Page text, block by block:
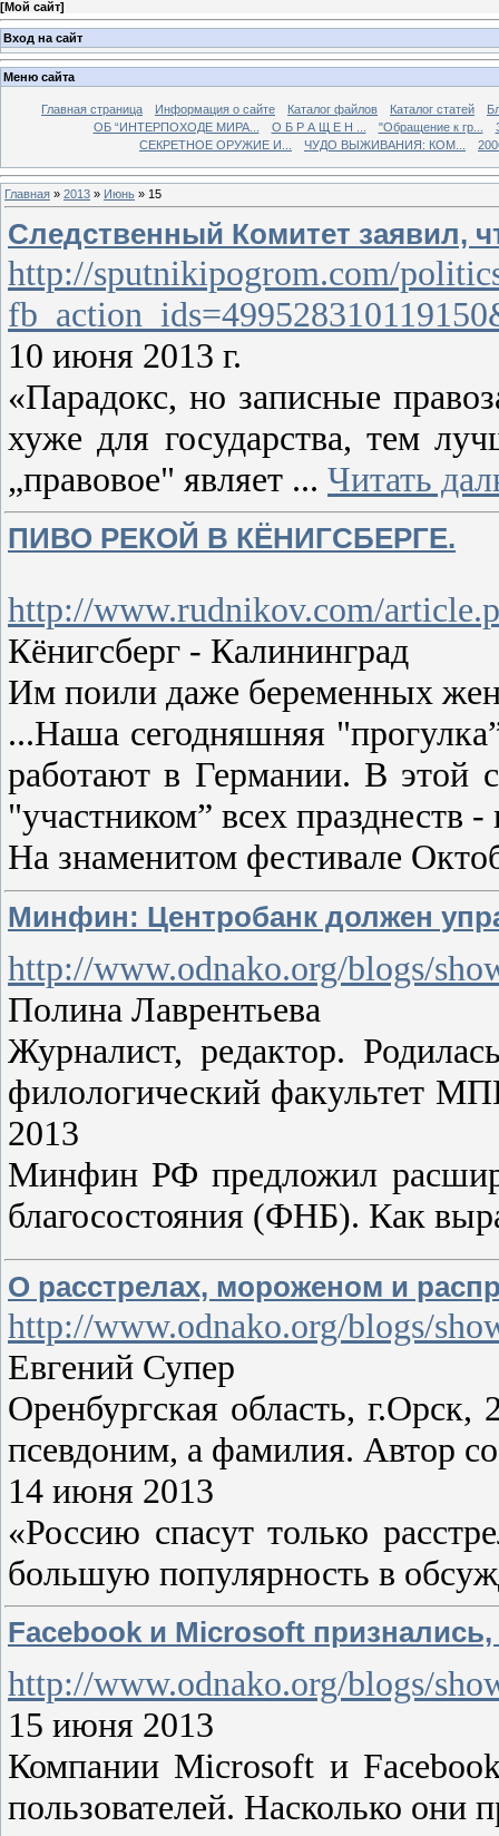
[Мой сайт]
Вход на сайт
Меню сайта
Главная страница Информация о сайте Каталог файлов Каталог статей
ОБ “ИНТЕРПОХОДЕ МИРА...
О Б Р А Щ Е Н ... "Обращение к гр...
СЕКРЕТНОЕ ОРУЖИЕ И...
ЧУДО ВЫЖИВАНИЯ: КОМ...
Главная » 2013 » Июнь » 15
Следственный Комитет заявил,
http://sputnikipogrom.com/
10 июня 2013 г.
«Парадокс, но записные
хуже для государства, тем
„правовое" являет ... Читать
ПИВО РЕКОЙ В КЁНИГСБЕРГЕ.
http://www.rudnikov.com/
Кёнигсберг - Калининград
Им поили даже беременных
...Наша сегодняшняя
работают в Германии. В этой
"участником” всех празднеств
На знаменитом фестивале
Минфин: Центробанк должен
http://www.odnako.org/blogs/
Полина Лаврентьева
Журналист, редактор.
филологический факультет
2013
Минфин РФ предложил
благосостояния (ФНБ). Как
О расстрелах, мороженом и
http://www.odnako.org/blogs/
Евгений Супер
Оренбургская область,
псевдоним, а фамилия. Автор
14 июня 2013
«Россию спасут только
большую популярность в
Facebook и Microsoft
http://www.odnako.org/blogs/
15 июня 2013
Компании Microsoft и
пользователей. Насколько